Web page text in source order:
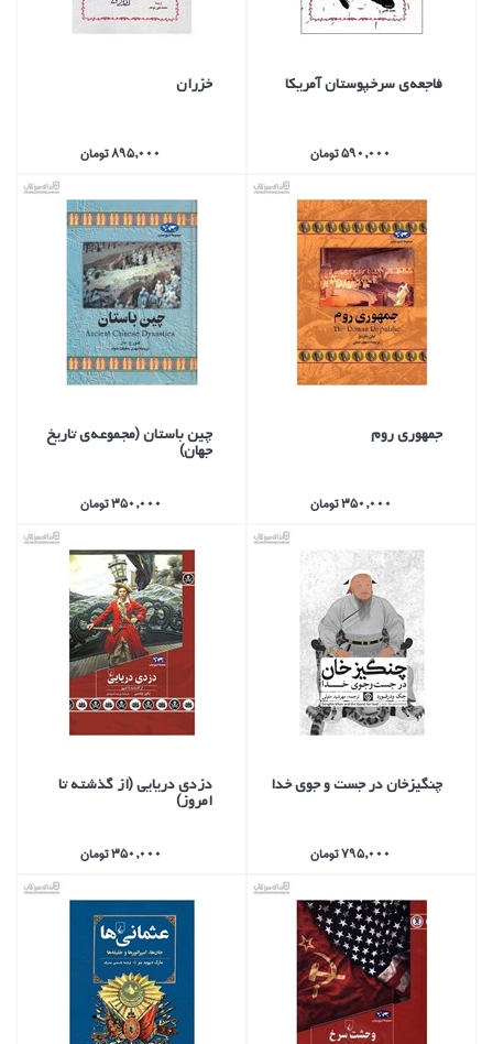
فاجعه‌ي سرخپوستان آمريكا
590,000 تومان
خزران
895,000 تومان
جمهوري روم
350,000 تومان
چين باستان (مجموعه‌ي تاريخ
جهان)
350,000 تومان
چنگيزخان در جست و جوي خدا
795,000 تومان
دزدي دريايي (از گذشته تا
امروز)
350,000 تومان